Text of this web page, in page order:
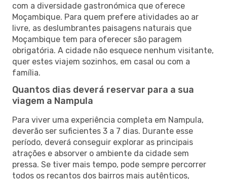
com a diversidade gastronómica que oferece
Moçambique. Para quem prefere atividades ao ar
livre, as deslumbrantes paisagens naturais que
Moçambique tem para oferecer são paragem
obrigatória. A cidade não esquece nenhum visitante,
quer estes viajem sozinhos, em casal ou com a
família.
Quantos dias deverá reservar para a sua
viagem a Nampula
Para viver uma experiência completa em Nampula,
deverão ser suficientes 3 a 7 dias. Durante esse
período, deverá conseguir explorar as principais
atrações e absorver o ambiente da cidade sem
pressa. Se tiver mais tempo, pode sempre percorrer
todos os recantos dos bairros mais autênticos,